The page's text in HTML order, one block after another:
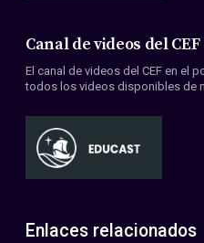
Canal de videos del CEF
El canal de videos del CEF en el
todos los videos disponibles de
Enlaces relacionados